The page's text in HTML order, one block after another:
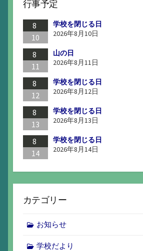
行事予定
8
10
学校を閉じる日
2026年8月10日
8
11
山の日
2026年8月11日
8
12
学校を閉じる日
2026年8月12日
8
13
学校を閉じる日
2026年8月13日
8
14
学校を閉じる日
2026年8月14日
カテゴリー
お知らせ
学校だより